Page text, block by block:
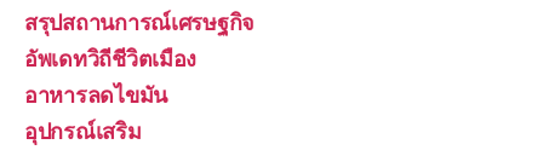
สรุปสถานการณ์เศรษฐกิจ
อัพเดทวิถีชีวิตเมือง
อาหารลดไขมัน
อุปกรณ์เสริม